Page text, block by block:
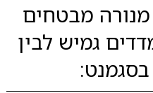
מבטחים
גמיש לבין